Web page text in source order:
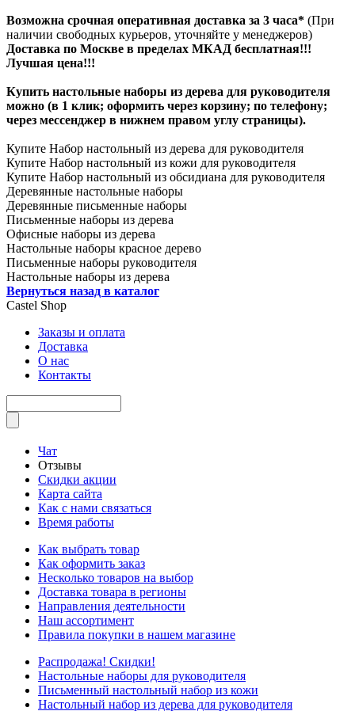
Возможна срочная оперативная доставка за 3 часа* (При
наличии свободных курьеров, уточняйте у менеджеров)
Доставка по Москве в пределах МКАД бесплатная!!!
Лучшая цена!!!
Купить настольные наборы из дерева для руководителя
можно (в 1 клик; оформить через корзину; по телефону;
через мессенджер в нижнем правом углу страницы).
Купите Набор настольный из дерева для руководителя
Купите Набор настольный из кожи для руководителя
Купите Набор настольный из обсидиана для руководителя
Деревянные настольные наборы
Деревянные письменные наборы
Письменные наборы из дерева
Офисные наборы из дерева
Настольные наборы красное дерево
Письменные наборы руководителя
Настольные наборы из дерева
Вернуться назад в каталог
Castel Shop
Заказы и оплата
Доставка
О нас
Контакты
Чат
Отзывы
Скидки акции
Карта сайта
Как с нами связаться
Время работы
Как выбрать товар
Как оформить заказ
Несколько товаров на выбор
Доставка товара в регионы
Направления деятельности
Наш ассортимент
Правила покупки в нашем магазине
Распродажа! Скидки!
Настольные наборы для руководителя
Письменный настольный набор из кожи
Настольный набор из дерева для руководителя